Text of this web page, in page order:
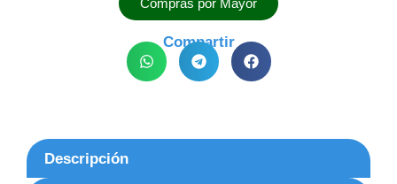
Compras por Mayor
Compartir
Descripción